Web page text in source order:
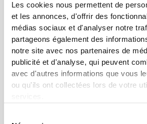
Les cookies nous permettent de
et les annonces, d'offrir des
médias sociaux et d'analyser notre
partageons également des
notre site avec nos partenaires de
publicité et d'analyse, qui peuvent
avec d'autres informations que vous
ou qu'ils ont collectées lors de votre
CHF 38.70
Créatine MicronPure 300 g
CHF